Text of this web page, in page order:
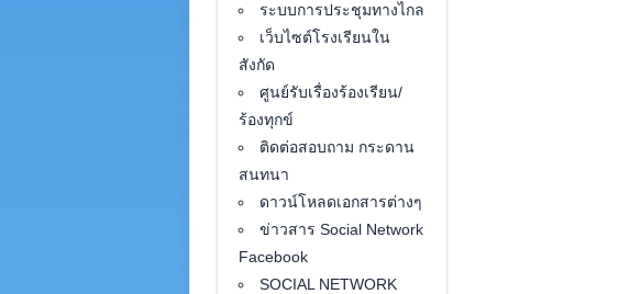
ระบบการประชุมทางไกล
เว็บไซต์โรงเรียนใน
สังกัด
ศูนย์รับเรื่องร้องเรียน/
ร้องทุกข์
ติดต่อสอบถาม กระดาน
สนทนา
ดาวน์โหลดเอกสารต่างๆ
ข่าวสาร Social Network
Facebook
SOCIAL NETWORK